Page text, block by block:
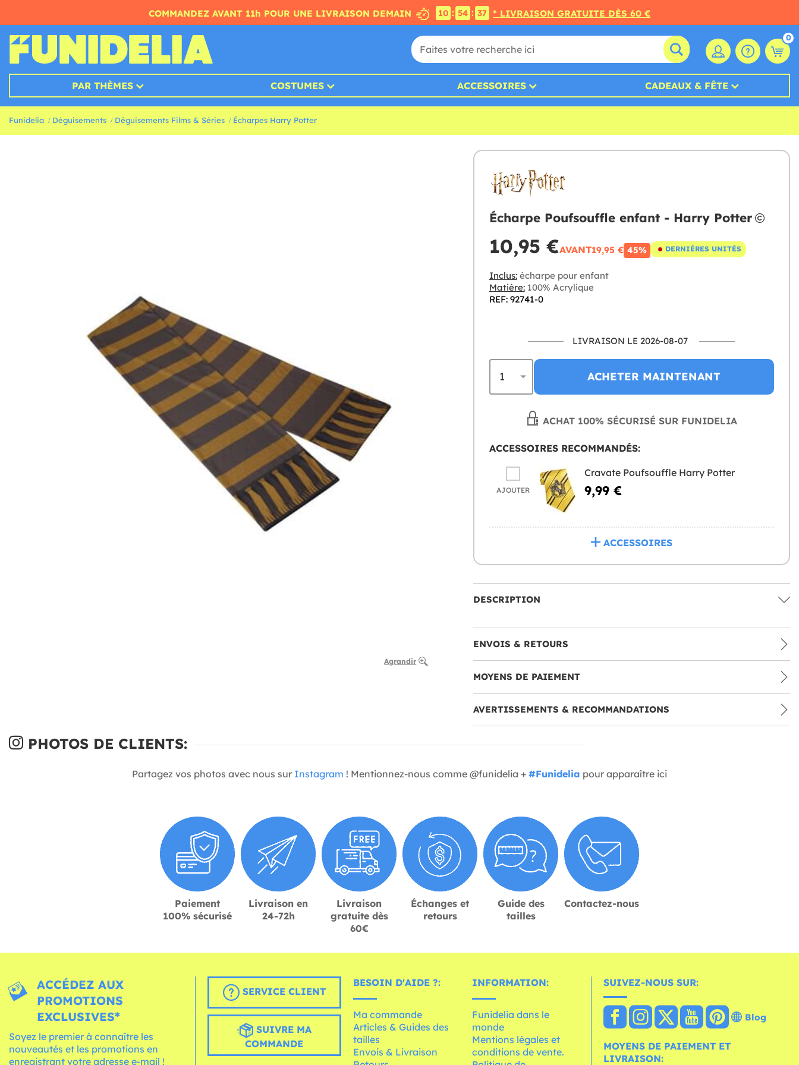
COMMANDEZ AVANT 11h POUR UNE LIVRAISON DEMAIN 10 : 54 : 36 * LIVRAISON GRATUITE DÈS 60 €
0
PAR THÈMES COSTUMES ACCESSOIRES CADEAUX & FÊTE
Funidelia Déguisements Déguisements Films & Séries Écharpes Harry Potter
Agrandir
Écharpe Poufsouffle enfant - Harry Potter
10,95 €AVANT19,95 € 45% DERNIÈRES UNITÉS
Inclus:écharpe pour enfant
Matière:100% Acrylique
REF: 92741-0
LIVRAISON LE 2026-08-07
ACHETER MAINTENANT
ACHAT 100% SÉCURISÉ SUR FUNIDELIA
ACCESSOIRES RECOMMANDÉS:
AJOUTER
Cravate Poufsouffle Harry Potter
9,99 €
ACCESSOIRES
DESCRIPTION
ENVOIS & RETOURS
MOYENS DE PAIEMENT
AVERTISSEMENTS & RECOMMANDATIONS
PHOTOS DE CLIENTS:
Partagez vos photos avec nous sur Instagram ! Mentionnez-nous comme @funidelia + #Funidelia pour apparaître ici
Paiement
100% sécurisé
Livraison en
24-72h
Livraison
gratuite dès
60€
Échanges et
retours
Guide des
tailles
Contactez-nous
ACCÉDEZ AUX
PROMOTIONS
EXCLUSIVES*
Soyez le premier à connaître les
nouveautés et les promotions en
enregistrant votre adresse e-mail !
SERVICE CLIENT
SUIVRE MA
COMMANDE
BESOIN D'AIDE ?:
Ma commande
Articles & Guides des
tailles
Envois & Livraison
INFORMATION:
Funidelia dans le
monde
Mentions légales et
conditions de vente.
SUIVEZ-NOUS SUR:
Blog
MOYENS DE PAIEMENT ET
LIVRAISON: